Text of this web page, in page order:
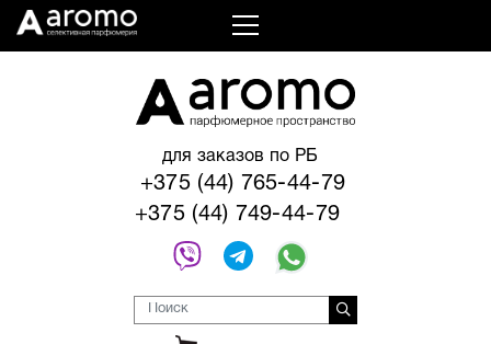
для заказов по РБ
+375 (44) 765-44-79
+375 (44) 749-44-79